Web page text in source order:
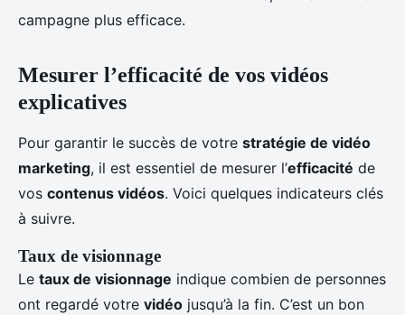
campagne plus efficace.
Mesurer l’efficacité de vos vidéos
explicatives
Pour garantir le succès de votre stratégie de vidéo
marketing, il est essentiel de mesurer l’efficacité de
vos contenus vidéos. Voici quelques indicateurs clés
à suivre.
Taux de visionnage
Le taux de visionnage indique combien de personnes
ont regardé votre vidéo jusqu’à la fin. C’est un bon